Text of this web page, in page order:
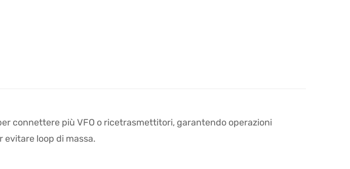
connettere più VFO o ricetrasmettitori, garantendo operazioni
loop di massa.